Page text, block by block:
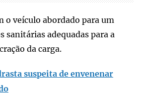
o veículo abordado para um
sanitárias adequadas para a
da carga.
suspeita de envenenar